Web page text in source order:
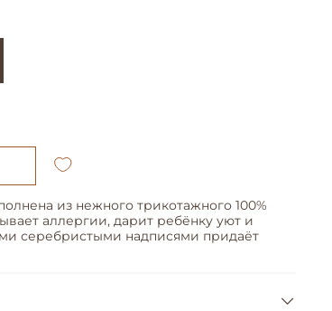
из нежного трикотажного 100%
аллергии, дарит ребёнку уют и
серебристыми надписями придаёт